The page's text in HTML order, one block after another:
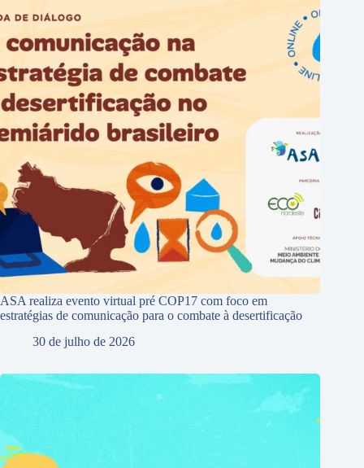
ASA realiza evento virtual pré COP17 com foco em
estratégias de comunicação para o combate à desertificação
30 de julho de 2026